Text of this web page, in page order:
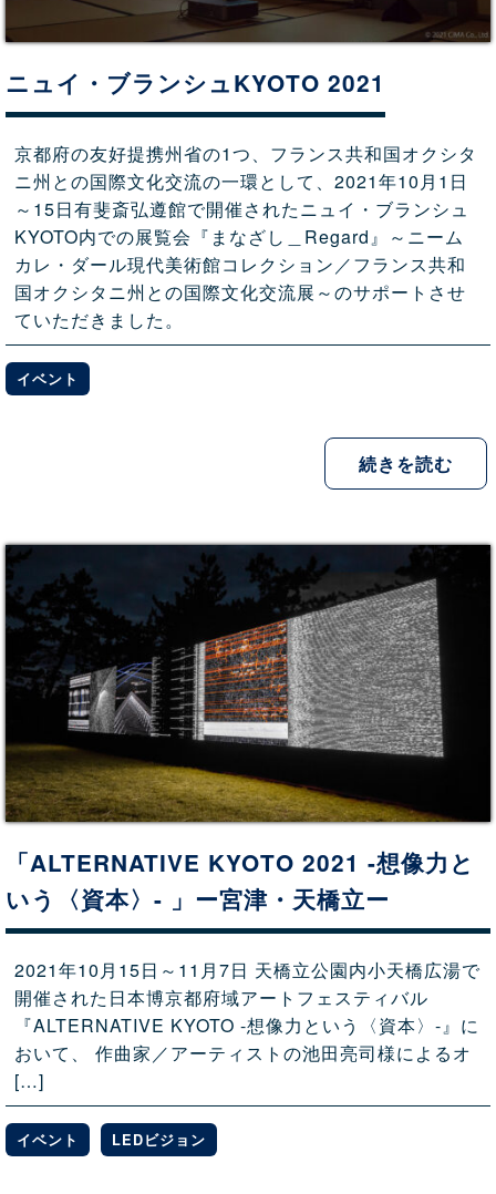
ニュイ・ブランシュKYOTO 2021
京都府の友好提携州省の1つ、フランス共和国オクシタ
ニ州との国際文化交流の一環として、2021年10月1日
～15日有斐斎弘遵館で開催されたニュイ・ブランシュ
KYOTO内での展覧会『まなざし＿Regard』～ニーム
カレ・ダール現代美術館コレクション／フランス共和
国オクシタニ州との国際文化交流展～のサポートさせ
ていただきました。
イベント
続きを読む
「ALTERNATIVE KYOTO 2021 -想像力と
いう〈資本〉- 」ー宮津・天橋立ー
2021年10月15日～11月7日 天橋立公園内小天橋広湯で
開催された日本博京都府域アートフェスティバル
『ALTERNATIVE KYOTO -想像力という〈資本〉-』に
おいて、 作曲家／アーティストの池田亮司様によるオ
[…]
イベント LEDビジョン